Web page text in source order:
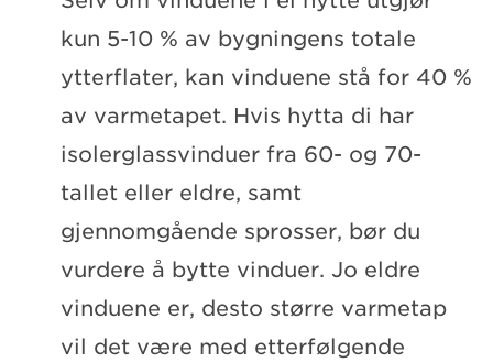
kun 5-10 % av bygningens totale
ytterflater, kan vinduene stå for 40 %
av varmetapet. Hvis hytta di har
isolerglassvinduer fra 60- og 70-
tallet eller eldre, samt
gjennomgående sprosser, bør du
vurdere å bytte vinduer. Jo eldre
vinduene er, desto større varmetap
vil det være med etterfølgende